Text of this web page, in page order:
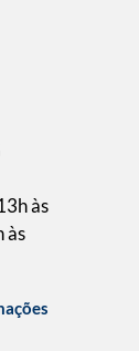
às
às